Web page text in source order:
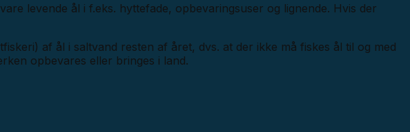
levende ål i f.eks. hyttefade, opbevaringsuser og lignende. Hvis der
af ål i saltvand resten af året, dvs. at der ikke må fiskes ål til og med
opbevares eller bringes i land.